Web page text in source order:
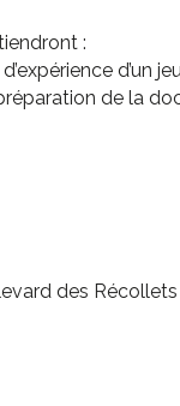
:
d’un
de la
des